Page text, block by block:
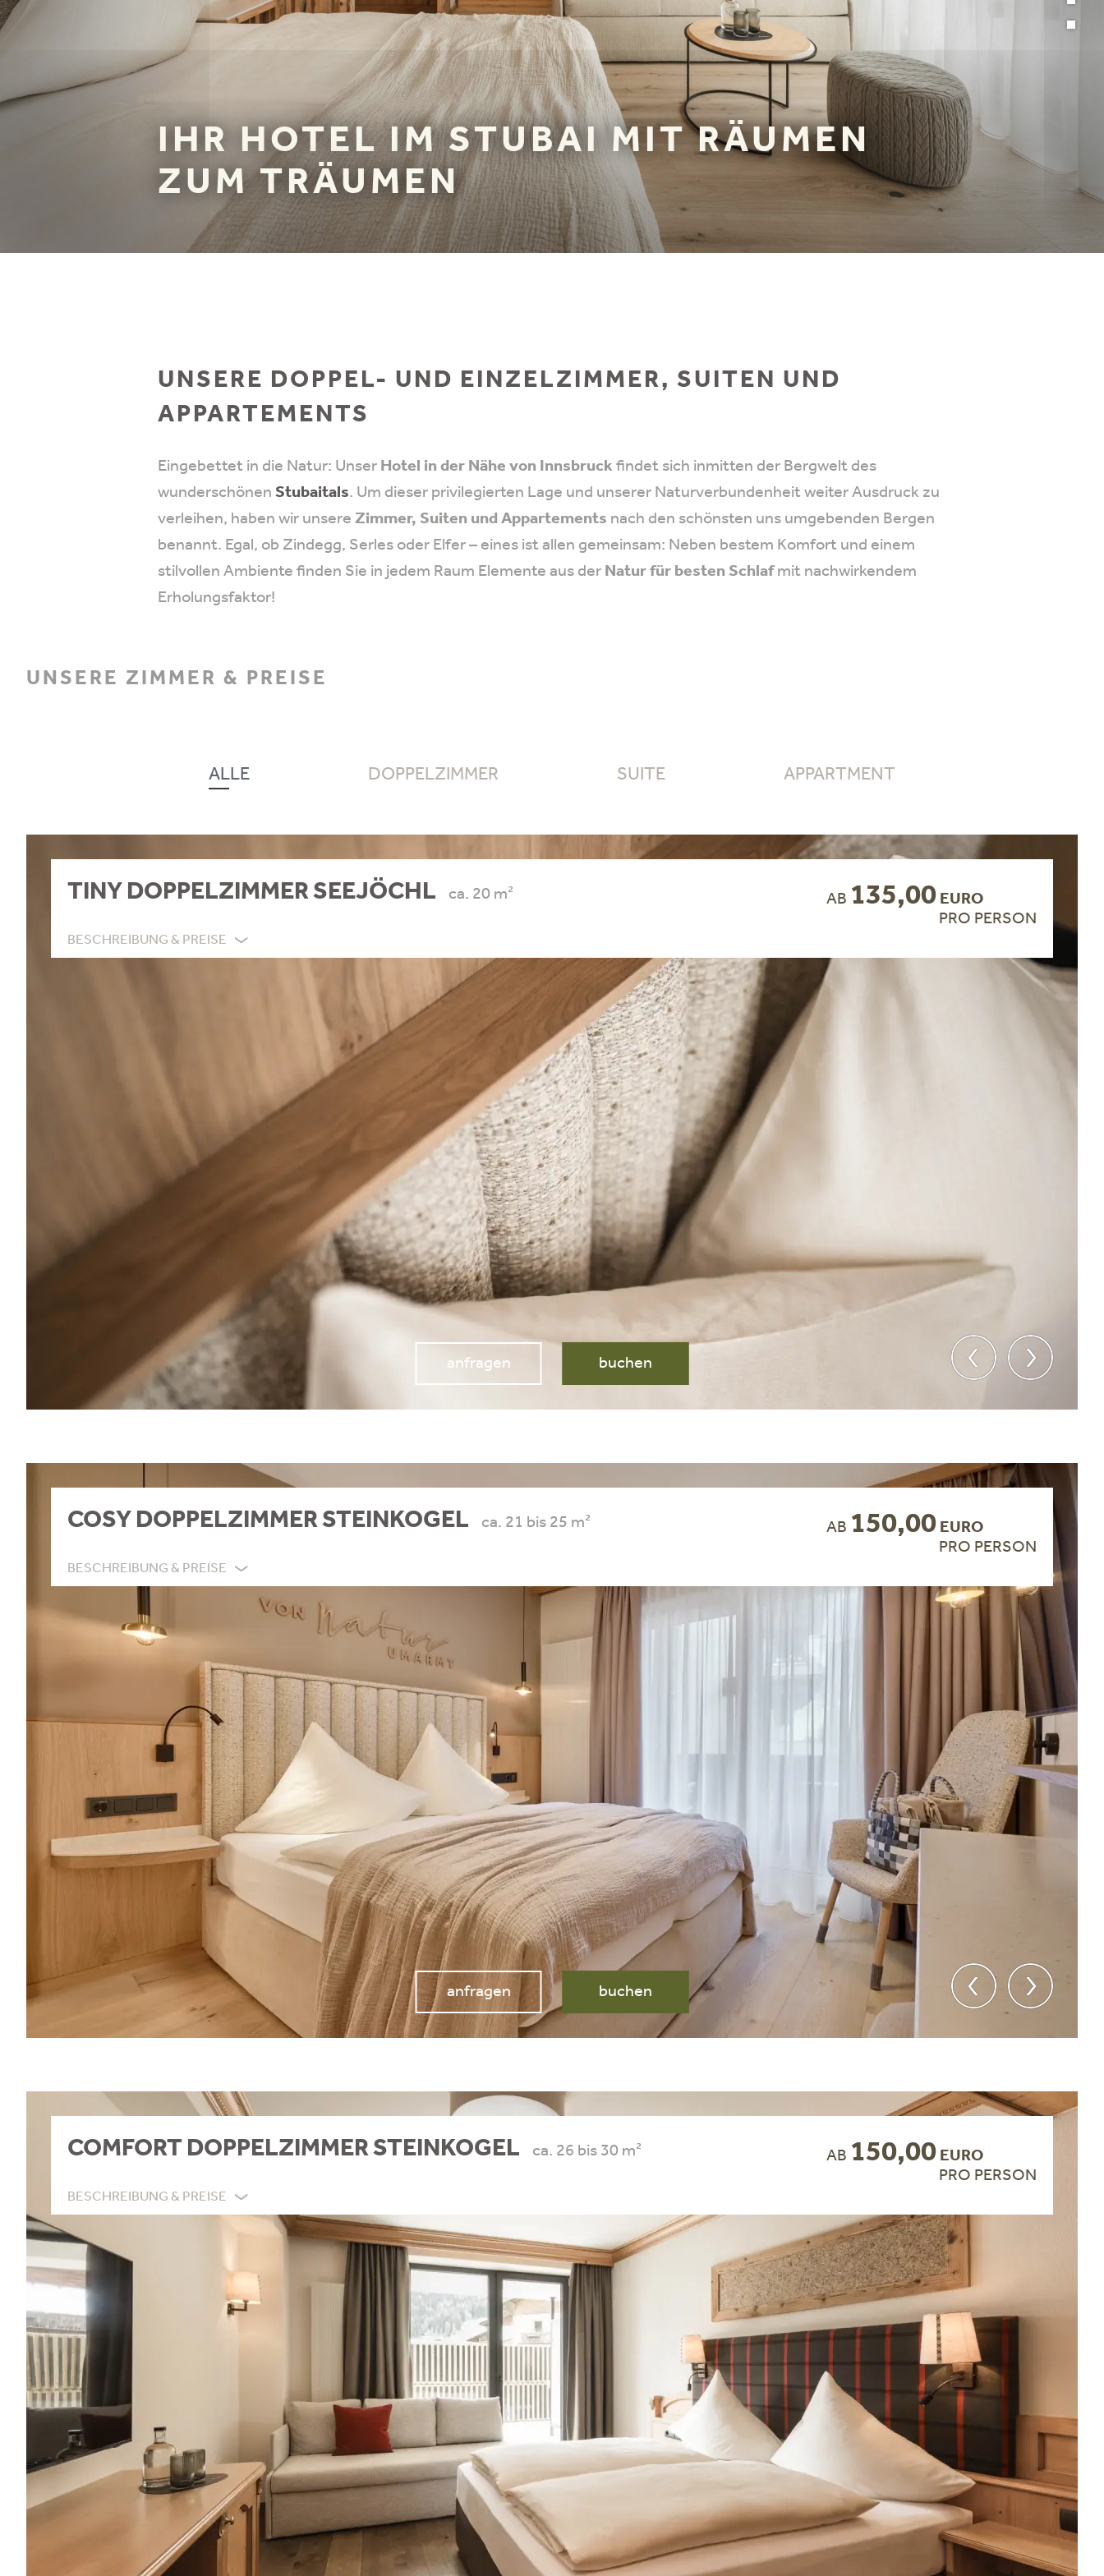
IHR HOTEL IM STUBAI MIT RÄUMEN
ZUM TRÄUMEN
UNSERE DOPPEL- UND EINZELZIMMER, SUITEN UND
APPARTEMENTS
Eingebettet in die Natur: Unser Hotel in der Nähe von Innsbruck findet sich inmitten der Bergwelt des
wunderschönen Stubaitals. Um dieser privilegierten Lage und unserer Naturverbundenheit weiter Ausdruck zu
verleihen, haben wir unsere Zimmer, Suiten und Appartements nach den schönsten uns umgebenden Bergen
benannt. Egal, ob Zindegg, Serles oder Elfer – eines ist allen gemeinsam: Neben bestem Komfort und einem
stilvollen Ambiente finden Sie in jedem Raum Elemente aus der Natur für besten Schlafmit nachwirkendem
Erholungsfaktor!
UNSERE ZIMMER & PREISE
ALLE DOPPELZIMMER SUITE APPARTMENT
TINY DOPPELZIMMER SEEJÖCHL ca. 20 m²
BESCHREIBUNG & PREISE
AB 135,00 EURO
PRO PERSON
anfragen buchen
COSY DOPPELZIMMER STEINKOGEL ca. 21 bis 25 m²
BESCHREIBUNG & PREISE
AB 150,00 EURO
PRO PERSON
anfragen buchen
COMFORT DOPPELZIMMER STEINKOGEL ca. 26 bis 30 m²
BESCHREIBUNG & PREISE
AB 150,00 EURO
PRO PERSON